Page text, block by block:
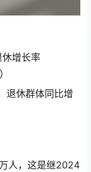
增长率
退休群体同比增
人，这是继2024